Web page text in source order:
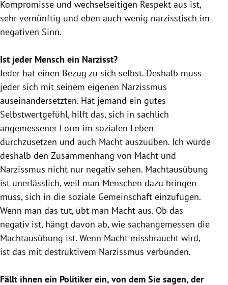
Kompromisse und wechselseitigen Respekt aus ist,
sehr vernünftig und eben auch wenig narzisstisch im
negativen Sinn.
Ist jeder Mensch ein Narzisst?
Jeder hat einen Bezug zu sich selbst. Deshalb muss
jeder sich mit seinem eigenen Narzissmus
auseinandersetzten. Hat jemand ein gutes
Selbstwertgefühl, hilft das, sich in sachlich
angemessener Form im sozialen Leben
durchzusetzen und auch Macht auszuüben. Ich würde
deshalb den Zusammenhang von Macht und
Narzissmus nicht nur negativ sehen. Machtausübung
ist unerlässlich, weil man Menschen dazu bringen
muss, sich in die soziale Gemeinschaft einzufügen.
Wenn man das tut, übt man Macht aus. Ob das
negativ ist, hängt davon ab, wie sachangemessen die
Machtausübung ist. Wenn Macht missbraucht wird,
ist das mit destruktivem Narzissmus verbunden.
Fällt ihnen ein Politiker ein, von dem Sie sagen, der